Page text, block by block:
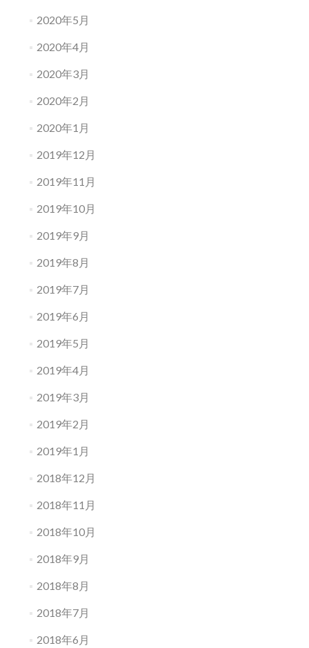
2020年5月
2020年4月
2020年3月
2020年2月
2020年1月
2019年12月
2019年11月
2019年10月
2019年9月
2019年8月
2019年7月
2019年6月
2019年5月
2019年4月
2019年3月
2019年2月
2019年1月
2018年12月
2018年11月
2018年10月
2018年9月
2018年8月
2018年7月
2018年6月